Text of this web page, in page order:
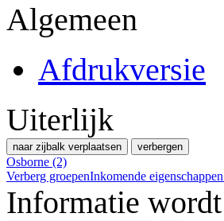
Algemeen
Afdrukversie
Uiterlijk
naar zijbalk verplaatsen verbergen
Osborne (2)
Verberg groepenInkomende
Informatie